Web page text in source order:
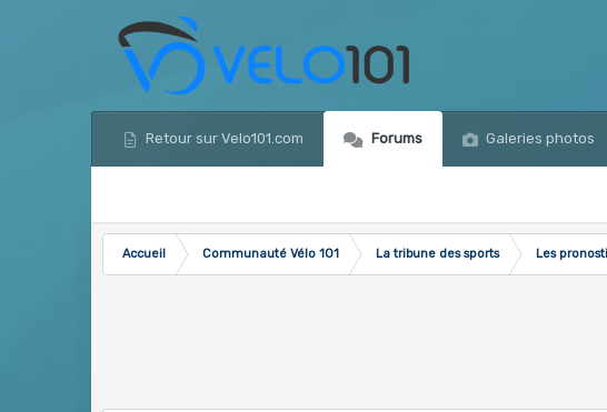
Retour sur Velo101.com Forums Galeries photos
Accueil Communauté Vélo 101 La tribune des sports Les